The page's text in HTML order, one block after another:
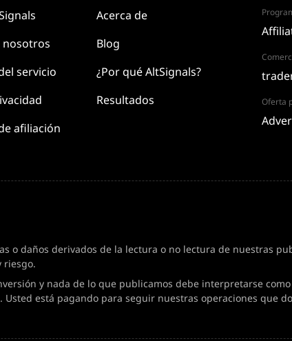
nosotros
servicio
afiliación
Acerca de
Blog
¿Por qué AltSignals?
Resultados
Oferta
o daños derivados de la lectura o no lectura de nuestras
riesgo.
y nada de lo que publicamos debe interpretarse
está pagando para seguir nuestras operaciones que